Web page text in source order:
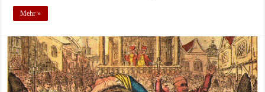
Mehr »